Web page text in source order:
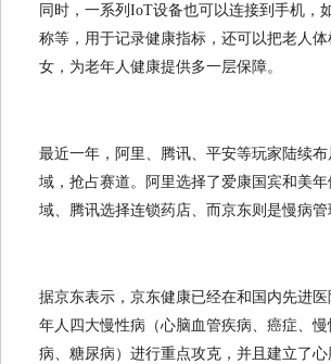
同时，一系列IoT设备也可以连接到手机，
称等，用于记录健康指标，还可以把老人
女，为老年人健康提供多一层保障。
最近一年，阿里、腾讯、平安等玩家陆续
域，抢占赛道。阿里选择了爱康国宾和美
域、腾讯选择连锁药店、而京东则是慢病管
据京东表示，京东健康已经在和国内先进
年人四大慢性病（心脑血管疾病、癌症、
病、糖尿病）进行重点攻克，并且建立了